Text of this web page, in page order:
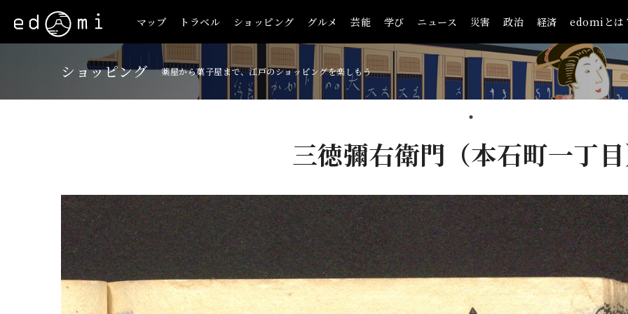
マップ トラベル ショッピング グルメ 芸能 学び ニュース 災害 政治 経済 edomiとは
ショッピング 薬屋から菓子屋まで、江戸のショッピングを楽しもう
三徳彌右衛門（本石町一丁
+
180/515